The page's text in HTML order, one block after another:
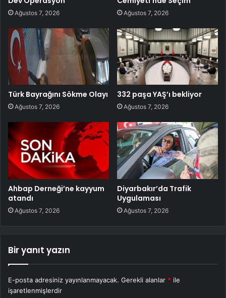
Ağustos 7, 2026 Ağustos 7, 2026
Türk Bayrağını Sökme Olayı
Ağustos 7, 2026
332 paşa YAŞ’ı bekliyor
Ağustos 7, 2026
Ahbap Derneği’ne kayyum
atandı
Ağustos 7, 2026
Diyarbakır’da Trafik
Uygulaması
Ağustos 7, 2026
Bir yanıt yazın
E-posta adresiniz yayınlanmayacak. Gerekli alanlar * ile
işaretlenmişlerdir